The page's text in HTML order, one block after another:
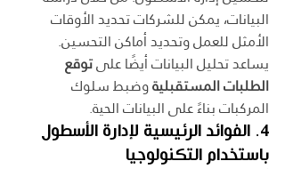
البيانات، يمكن للشركات تحديد الأوقات
الأمثل للعمل وتحديد أماكن التحسين.
يساعد تحليل البيانات أيضًا على توقع
الطلبات المستقبلية وضبط سلوك
المركبات بناءً على البيانات الحية.
4. الفوائد الرئيسية لإدارة الأسطول
باستخدام التكنولوجيا